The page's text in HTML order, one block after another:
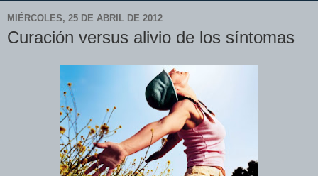
MIÉRCOLES, 25 DE ABRIL DE 2012
Curación versus alivio de los síntomas